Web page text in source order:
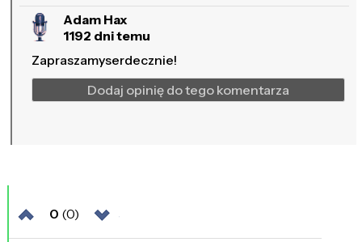
Adam Hax
1192 dni temu
Zapraszamyserdecznie!
Dodaj opinię do tego komentarza
0 (0)